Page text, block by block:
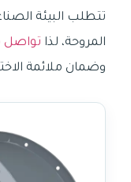
تتطلب البيئة
المروحة، لذا تواصل
وضمان ملائمة